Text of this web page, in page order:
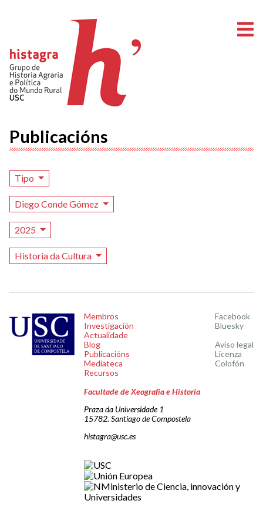
Publicacións
Tipo
Diego Conde Gómez
2025
Historia da Cultura
Membros
Investigación
Actualidade
Blog
Publicacións
Mediateca
Recursos
Facebook
Bluesky
Aviso legal
Licenza
Colofón
Facultade de Xeografía e Historia
Praza da Universidade 1
15782. Santiago de Compostela
histagra@usc.es